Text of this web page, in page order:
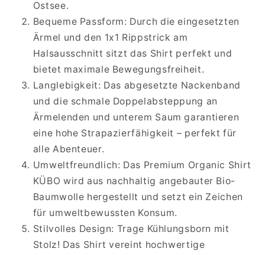
Ostsee.
Bequeme Passform: Durch die eingesetzten
Ärmel und den 1x1 Rippstrick am
Halsausschnitt sitzt das Shirt perfekt und
bietet maximale Bewegungsfreiheit.
Langlebigkeit: Das abgesetzte Nackenband
und die schmale Doppelabsteppung an
Ärmelenden und unterem Saum garantieren
eine hohe Strapazierfähigkeit – perfekt für
alle Abenteuer.
Umweltfreundlich: Das Premium Organic Shirt
KÜBO wird aus nachhaltig angebauter Bio-
Baumwolle hergestellt und setzt ein Zeichen
für umweltbewussten Konsum.
Stilvolles Design: Trage Kühlungsborn mit
Stolz! Das Shirt vereint hochwertige